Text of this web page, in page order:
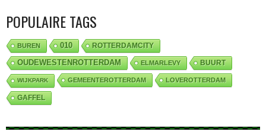
POPULAIRE TAGS
BUREN 010 ROTTERDAMCITY
OUDEWESTENROTTERDAM ELMARLEVY BUURT
WIJKPARK GEMEENTEROTTERDAM LOVEROTTERDAM
GAFFEL